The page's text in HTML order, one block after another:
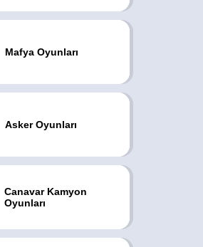
Mafya Oyunları
Asker Oyunları
Canavar Kamyon
Oyunları